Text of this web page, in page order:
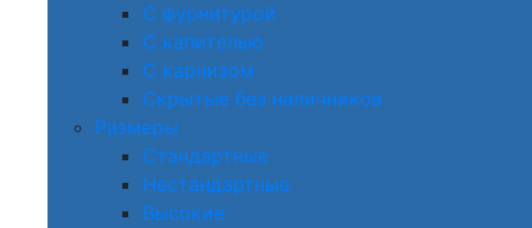
С фурнитурой
С капителью
С карнизом
Скрытые без наличников
Размеры
Стандартные
Нестандартные
Высокие